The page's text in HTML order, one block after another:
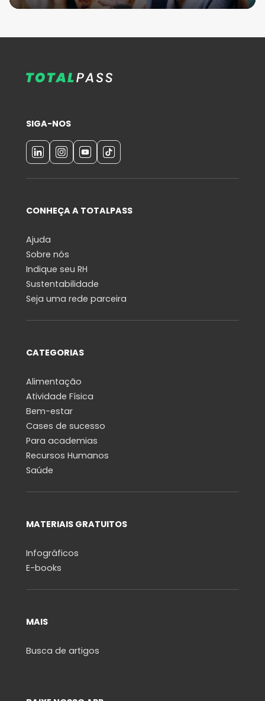
SIGA-NOS
CONHEÇA A TOTALPASS
Ajuda
Sobre nós
Indique seu RH
Sustentabilidade
Seja uma rede parceira
CATEGORIAS
Alimentação
Atividade Física
Bem-estar
Cases de sucesso
Para academias
Recursos Humanos
Saúde
MATERIAIS GRATUITOS
Infográficos
E-books
MAIS
Busca de artigos